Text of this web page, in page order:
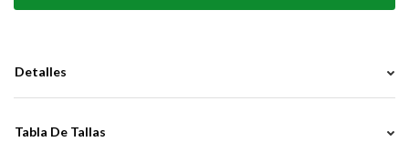
Detalles
Tabla De Tallas